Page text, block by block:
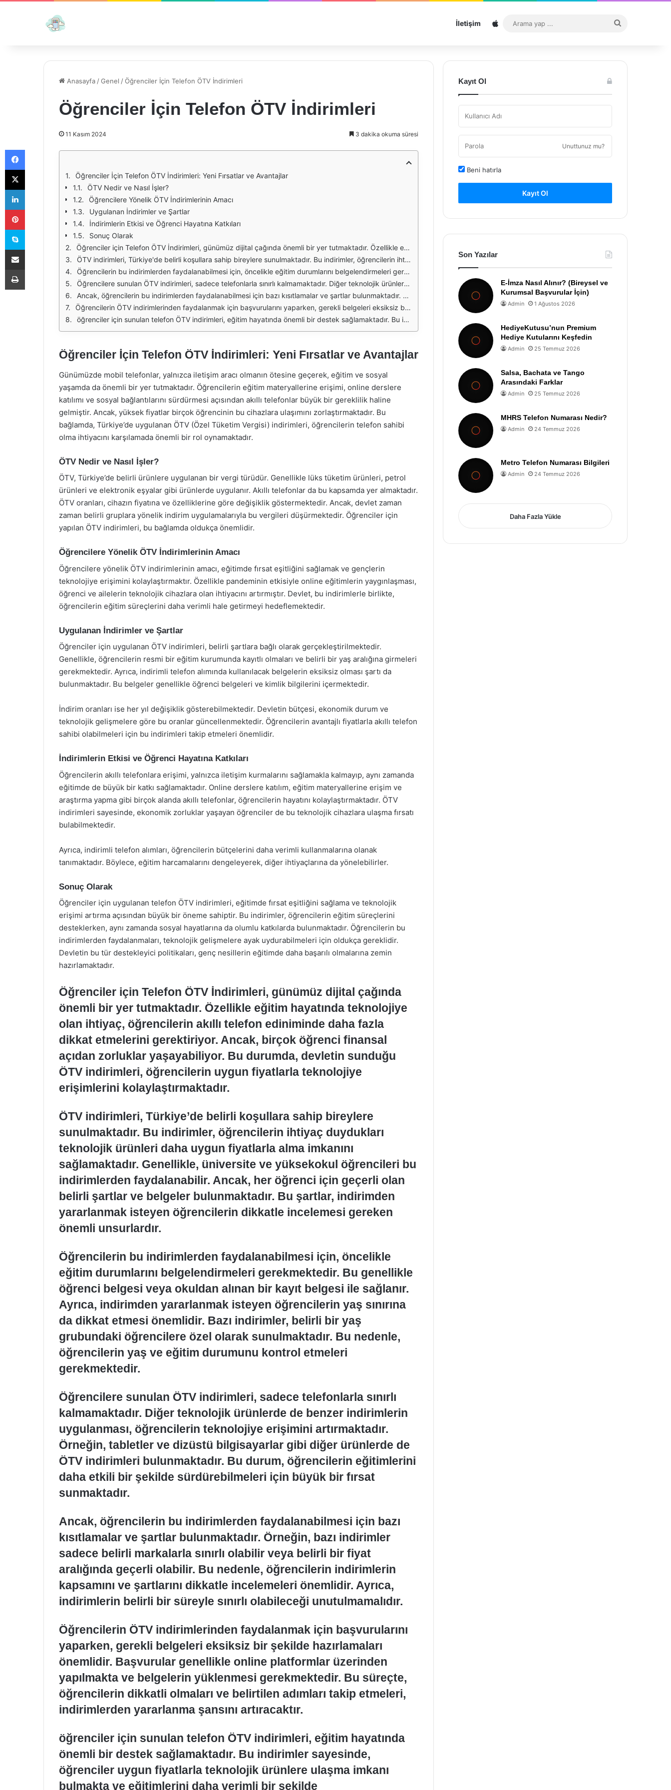
İletişim Sitemap
...
Anasayfa /Genel /Öğrenciler İçin Telefon ÖTV İndirimleri
Öğrenciler İçin Telefon ÖTV İndirimleri
11 Kasım 2024 3 dakika okuma süresi
Öğrenciler İçin Telefon ÖTV İndirimleri: Yeni Fırsatlar ve Avantajlar
ÖTV Nedir ve Nasıl İşler?
Öğrencilere Yönelik ÖTV İndirimlerinin Amacı
Uygulanan İndirimler ve Şartlar
İndirimlerin Etkisi ve Öğrenci Hayatına Katkıları
Sonuç Olarak
Öğrenciler için Telefon ÖTV İndirimleri, günümüz dijital çağında önemli bir yer tutmaktadır. Özellikle eğitim hayatında teknolojiye olan ihtiyaç, öğrencilerin akıllı telefon ediniminde daha fazla dikkat etmelerini gerektiriyor. Ancak, birçok öğrenci finansal açıdan zorluklar yaşayabiliyor. Bu durumda, devletin sunduğu ÖTV indirimleri, öğrencilerin uygun fiyatlarla teknolojiye erişimlerini kolaylaştırmaktadır.
ÖTV indirimleri, Türkiye'de belirli koşullara sahip bireylere sunulmaktadır. Bu indirimler, öğrencilerin ihtiyaç duydukları teknolojik ürünleri daha uygun fiyatlarla alma imkanını sağlamaktadır. Genellikle, üniversite ve yüksekokul öğrencileri bu indirimlerden faydalanabilir. Ancak, her öğrenci için geçerli olan belirli şartlar ve belgeler bulunmaktadır. Bu şartlar, indirimden yararlanmak isteyen öğrencilerin dikkatle incelemesi gereken önemli unsurlardır.
Öğrencilerin bu indirimlerden faydalanabilmesi için, öncelikle eğitim durumlarını belgelendirmeleri gerekmektedir. Bu genellikle öğrenci belgesi veya okuldan alınan bir kayıt belgesi ile sağlanır. Ayrıca, indirimden yararlanmak isteyen öğrencilerin yaş sınırına da dikkat etmesi önemlidir. Bazı indirimler, belirli bir yaş grubundaki öğrencilere özel olarak sunulmaktadır. Bu nedenle, öğrencilerin yaş ve eğitim durumunu kontrol etmeleri gerekmektedir.
Öğrencilere sunulan ÖTV indirimleri, sadece telefonlarla sınırlı kalmamaktadır. Diğer teknolojik ürünlerde de benzer indirimlerin uygulanması, öğrencilerin teknolojiye erişimini artırmaktadır. Örneğin, tabletler ve dizüstü bilgisayarlar gibi diğer ürünlerde de ÖTV indirimleri bulunmaktadır. Bu durum, öğrencilerin eğitimlerini daha etkili bir şekilde sürdürebilmeleri için büyük bir fırsat sunmaktadır.
Ancak, öğrencilerin bu indirimlerden faydalanabilmesi için bazı kısıtlamalar ve şartlar bulunmaktadır. Örneğin, bazı indirimler sadece belirli markalarla sınırlı olabilir veya belirli bir fiyat aralığında geçerli olabilir. Bu nedenle, öğrencilerin indirimlerin kapsamını ve şartlarını dikkatle incelemeleri önemlidir. Ayrıca, indirimlerin belirli bir süreyle sınırlı olabileceği unutulmamalıdır.
Öğrencilerin ÖTV indirimlerinden faydalanmak için başvurularını yaparken, gerekli belgeleri eksiksiz bir şekilde hazırlamaları önemlidir. Başvurular genellikle online platformlar üzerinden yapılmakta ve belgelerin yüklenmesi gerekmektedir. Bu süreçte, öğrencilerin dikkatli olmaları ve belirtilen adımları takip etmeleri, indirimlerden yararlanma şansını artıracaktır.
öğrenciler için sunulan telefon ÖTV indirimleri, eğitim hayatında önemli bir destek sağlamaktadır. Bu indirimler sayesinde, öğrenciler uygun fiyatlarla teknolojik ürünlere ulaşma imkanı bulmakta ve eğitimlerini daha verimli bir şekilde sürdürebilmektedir. Ancak, indirimlerden yararlanmak isteyen öğrencilerin şartları, belgeleri ve süreci dikkatlice takip etmeleri gerekmektedir.
Öğrenciler İçin Telefon ÖTV İndirimleri: Yeni Fırsatlar ve Avantajlar
Günümüzde mobil telefonlar, yalnızca iletişim aracı olmanın ötesine geçerek, eğitim ve sosyal
yaşamda da önemli bir yer tutmaktadır. Öğrencilerin eğitim materyallerine erişimi, online derslere
katılımı ve sosyal bağlantılarını sürdürmesi açısından akıllı telefonlar büyük bir gereklilik haline
gelmiştir. Ancak, yüksek fiyatlar birçok öğrencinin bu cihazlara ulaşımını zorlaştırmaktadır. Bu
bağlamda, Türkiye’de uygulanan ÖTV (Özel Tüketim Vergisi) indirimleri, öğrencilerin telefon sahibi
olma ihtiyacını karşılamada önemli bir rol oynamaktadır.
ÖTV Nedir ve Nasıl İşler?
ÖTV, Türkiye’de belirli ürünlere uygulanan bir vergi türüdür. Genellikle lüks tüketim ürünleri, petrol
ürünleri ve elektronik eşyalar gibi ürünlerde uygulanır. Akıllı telefonlar da bu kapsamda yer almaktadır.
ÖTV oranları, cihazın fiyatına ve özelliklerine göre değişiklik göstermektedir. Ancak, devlet zaman
zaman belirli gruplara yönelik indirim uygulamalarıyla bu vergileri düşürmektedir. Öğrenciler için
yapılan ÖTV indirimleri, bu bağlamda oldukça önemlidir.
Öğrencilere Yönelik ÖTV İndirimlerinin Amacı
Öğrencilere yönelik ÖTV indirimlerinin amacı, eğitimde fırsat eşitliğini sağlamak ve gençlerin
teknolojiye erişimini kolaylaştırmaktır. Özellikle pandeminin etkisiyle online eğitimlerin yaygınlaşması,
öğrenci ve ailelerin teknolojik cihazlara olan ihtiyacını artırmıştır. Devlet, bu indirimlerle birlikte,
öğrencilerin eğitim süreçlerini daha verimli hale getirmeyi hedeflemektedir.
Uygulanan İndirimler ve Şartlar
Öğrenciler için uygulanan ÖTV indirimleri, belirli şartlara bağlı olarak gerçekleştirilmektedir.
Genellikle, öğrencilerin resmi bir eğitim kurumunda kayıtlı olmaları ve belirli bir yaş aralığına girmeleri
gerekmektedir. Ayrıca, indirimli telefon alımında kullanılacak belgelerin eksiksiz olması şartı da
bulunmaktadır. Bu belgeler genellikle öğrenci belgeleri ve kimlik bilgilerini içermektedir.
İndirim oranları ise her yıl değişiklik gösterebilmektedir. Devletin bütçesi, ekonomik durum ve
teknolojik gelişmelere göre bu oranlar güncellenmektedir. Öğrencilerin avantajlı fiyatlarla akıllı telefon
sahibi olabilmeleri için bu indirimleri takip etmeleri önemlidir.
İndirimlerin Etkisi ve Öğrenci Hayatına Katkıları
Öğrencilerin akıllı telefonlara erişimi, yalnızca iletişim kurmalarını sağlamakla kalmayıp, aynı zamanda
eğitimde de büyük bir katkı sağlamaktadır. Online derslere katılım, eğitim materyallerine erişim ve
araştırma yapma gibi birçok alanda akıllı telefonlar, öğrencilerin hayatını kolaylaştırmaktadır. ÖTV
indirimleri sayesinde, ekonomik zorluklar yaşayan öğrenciler de bu teknolojik cihazlara ulaşma fırsatı
bulabilmektedir.
Ayrıca, indirimli telefon alımları, öğrencilerin bütçelerini daha verimli kullanmalarına olanak
tanımaktadır. Böylece, eğitim harcamalarını dengeleyerek, diğer ihtiyaçlarına da yönelebilirler.
Sonuç Olarak
Öğrenciler için uygulanan telefon ÖTV indirimleri, eğitimde fırsat eşitliğini sağlama ve teknolojik
erişimi artırma açısından büyük bir öneme sahiptir. Bu indirimler, öğrencilerin eğitim süreçlerini
desteklerken, aynı zamanda sosyal hayatlarına da olumlu katkılarda bulunmaktadır. Öğrencilerin bu
indirimlerden faydalanmaları, teknolojik gelişmelere ayak uydurabilmeleri için oldukça gereklidir.
Devletin bu tür destekleyici politikaları, genç nesillerin eğitimde daha başarılı olmalarına zemin
hazırlamaktadır.
Öğrenciler için Telefon ÖTV İndirimleri, günümüz dijital çağında
önemli bir yer tutmaktadır. Özellikle eğitim hayatında teknolojiye
olan ihtiyaç, öğrencilerin akıllı telefon ediniminde daha fazla
dikkat etmelerini gerektiriyor. Ancak, birçok öğrenci finansal
açıdan zorluklar yaşayabiliyor. Bu durumda, devletin sunduğu
ÖTV indirimleri, öğrencilerin uygun fiyatlarla teknolojiye
erişimlerini kolaylaştırmaktadır.
ÖTV indirimleri, Türkiye’de belirli koşullara sahip bireylere
sunulmaktadır. Bu indirimler, öğrencilerin ihtiyaç duydukları
teknolojik ürünleri daha uygun fiyatlarla alma imkanını
sağlamaktadır. Genellikle, üniversite ve yüksekokul öğrencileri bu
indirimlerden faydalanabilir. Ancak, her öğrenci için geçerli olan
belirli şartlar ve belgeler bulunmaktadır. Bu şartlar, indirimden
yararlanmak isteyen öğrencilerin dikkatle incelemesi gereken
önemli unsurlardır.
Öğrencilerin bu indirimlerden faydalanabilmesi için, öncelikle
eğitim durumlarını belgelendirmeleri gerekmektedir. Bu genellikle
öğrenci belgesi veya okuldan alınan bir kayıt belgesi ile sağlanır.
Ayrıca, indirimden yararlanmak isteyen öğrencilerin yaş sınırına
da dikkat etmesi önemlidir. Bazı indirimler, belirli bir yaş
grubundaki öğrencilere özel olarak sunulmaktadır. Bu nedenle,
öğrencilerin yaş ve eğitim durumunu kontrol etmeleri
gerekmektedir.
Öğrencilere sunulan ÖTV indirimleri, sadece telefonlarla sınırlı
kalmamaktadır. Diğer teknolojik ürünlerde de benzer indirimlerin
uygulanması, öğrencilerin teknolojiye erişimini artırmaktadır.
Örneğin, tabletler ve dizüstü bilgisayarlar gibi diğer ürünlerde de
ÖTV indirimleri bulunmaktadır. Bu durum, öğrencilerin eğitimlerini
daha etkili bir şekilde sürdürebilmeleri için büyük bir fırsat
sunmaktadır.
Ancak, öğrencilerin bu indirimlerden faydalanabilmesi için bazı
kısıtlamalar ve şartlar bulunmaktadır. Örneğin, bazı indirimler
sadece belirli markalarla sınırlı olabilir veya belirli bir fiyat
aralığında geçerli olabilir. Bu nedenle, öğrencilerin indirimlerin
kapsamını ve şartlarını dikkatle incelemeleri önemlidir. Ayrıca,
indirimlerin belirli bir süreyle sınırlı olabileceği unutulmamalıdır.
Öğrencilerin ÖTV indirimlerinden faydalanmak için başvurularını
yaparken, gerekli belgeleri eksiksiz bir şekilde hazırlamaları
önemlidir. Başvurular genellikle online platformlar üzerinden
yapılmakta ve belgelerin yüklenmesi gerekmektedir. Bu süreçte,
öğrencilerin dikkatli olmaları ve belirtilen adımları takip etmeleri,
indirimlerden yararlanma şansını artıracaktır.
öğrenciler için sunulan telefon ÖTV indirimleri, eğitim hayatında
önemli bir destek sağlamaktadır. Bu indirimler sayesinde,
öğrenciler uygun fiyatlarla teknolojik ürünlere ulaşma imkanı
bulmakta ve eğitimlerini daha verimli bir şekilde
Kayıt Ol
Unuttunuz mu?
Beni hatırla
Kayıt Ol
Son Yazılar
E-İmza Nasıl Alınır? (Bireysel ve
Kurumsal Başvurular İçin)
Admin 1 Ağustos 2026
HediyeKutusu’nun Premium
Hediye Kutularını Keşfedin
Admin 25 Temmuz 2026
Salsa, Bachata ve Tango
Arasındaki Farklar
Admin 25 Temmuz 2026
MHRS Telefon Numarası Nedir?
Admin 24 Temmuz 2026
Metro Telefon Numarası Bilgileri
Admin 24 Temmuz 2026
Daha Fazla Yükle
Facebook
X
LinkedIn
Pinterest
Skype
E-Posta ile paylaş